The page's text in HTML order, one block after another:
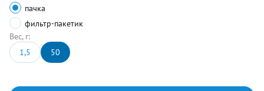
пачка
фильтр-пакетик
Вес, г:
1,5
50